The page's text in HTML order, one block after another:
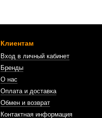
Клиентам
Вход в личный кабинет
Бренды
О нас
Оплата и доставка
Обмен и возврат
Контактная информация